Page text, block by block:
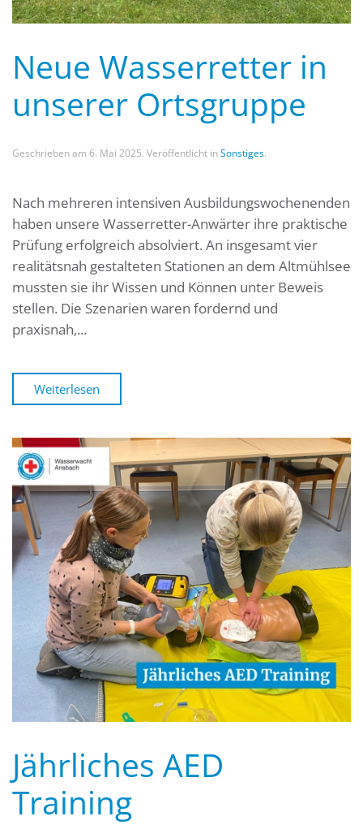
Neue Wasserretter in
unserer Ortsgruppe
Geschrieben am 6. Mai 2025. Veröffentlicht inSonstiges.
Nach mehreren intensiven Ausbildungswochenenden
haben unsere Wasserretter-Anwärter ihre praktische
Prüfung erfolgreich absolviert. An insgesamt vier
realitätsnah gestalteten Stationen an dem Altmühlsee
mussten sie ihr Wissen und Können unter Beweis
stellen. Die Szenarien waren fordernd und
praxisnah,...
Weiterlesen
Jährliches AED
Training